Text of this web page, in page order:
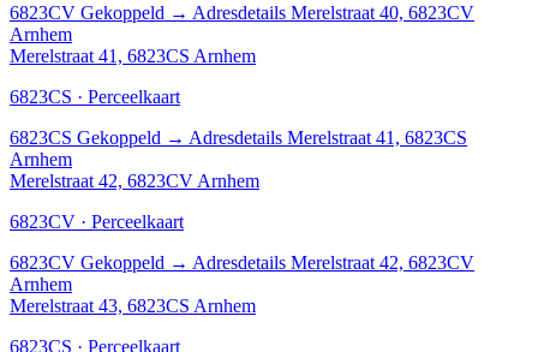
6823CV Gekoppeld → Adresdetails Merelstraat 40, 6823CV
Arnhem
Merelstraat 41, 6823CS Arnhem
6823CS · Perceelkaart
6823CS Gekoppeld → Adresdetails Merelstraat 41, 6823CS
Arnhem
Merelstraat 42, 6823CV Arnhem
6823CV · Perceelkaart
6823CV Gekoppeld → Adresdetails Merelstraat 42, 6823CV
Arnhem
Merelstraat 43, 6823CS Arnhem
6823CS · Perceelkaart